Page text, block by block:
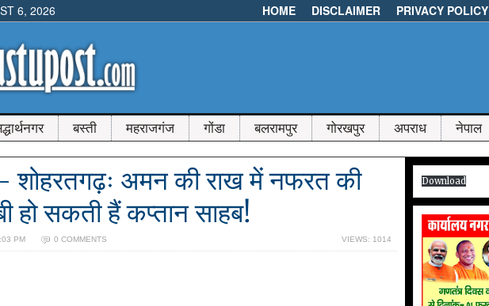
6, 2026 HOME DISCLAIMER PRIVACY POLICY
बस्ती महराजगंज गोंडा बलरामपुर गोरखपुर अपराध नेपाल
अमन की राख में नफरत की
हो सकती हैं कप्तान साहबǃ
PM 0 COMMENTS VIEWS: 1014
Download